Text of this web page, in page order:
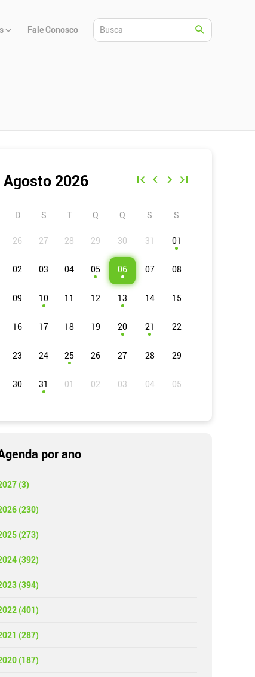
Fale Conosco
Agosto 2026
D S T Q Q S S
01
02 03 04 05 06 07 08
09 10 11 12 13 14 15
16 17 18 19 20 21 22
23 24 25 26 27 28 29
30 31
por ano
(3)
(230)
(273)
(392)
(394)
(401)
(287)
(187)